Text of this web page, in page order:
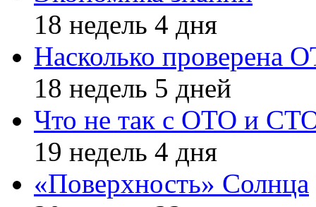
18 недель 4 дня
Насколько проверена
18 недель 5 дней
Что не так с ОТО и
19 недель 4 дня
«Поверхность» Солнца